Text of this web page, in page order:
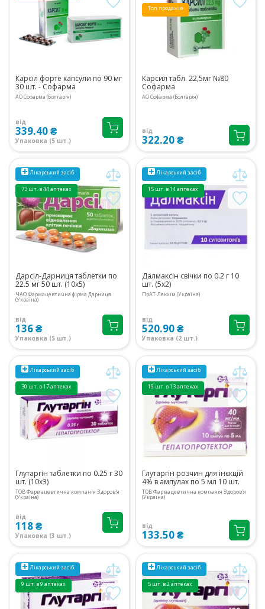
Карсіл форте капсули по 90 мг
30 шт. - Софарма
АО Софарма (Болгарія)
від
339.40 ₴
Упаковка (5 шт.)
Топ продажів
Карсил табл. 22,5мг №80
Софарма
АО Софарма (Болгарія)
від
322.20 ₴
Лікарський засіб
73 шт. в 44 аптеках
Дарсіл-Дарниця таблетки по
22.5 мг 50 шт. (10х5)
ЧАО Фармацевтична фірма Дарниця
(Україна)
від
136 ₴
Упаковка (5 шт.)
Лікарський засіб
15 шт. в 14 аптеках
Далмаксін свічки по 0.2 г 10
шт. (5х2)
ПрАТ Лекхім (Україна)
від
520.90 ₴
Упаковка (2 шт.)
Лікарський засіб
30 шт. в 17 аптеках
Глутаргін таблетки по 0.25 г 30
шт. (10х3)
ТОВ Фармацевтична компанія Здоров'я
(Україна)
від
118 ₴
Упаковка (3 шт.)
Лікарський засіб
19 шт. в 13 аптеках
Глутаргін розчин для інєкцій
4% в ампулах по 5 мл 10 шт.
ТОВ Фармацевтична компанія Здоров'я
(Україна)
від
133.50 ₴
Лікарський засіб
9 шт. в 9 аптеках
Лікарський засіб
5 шт. в 2 аптеках